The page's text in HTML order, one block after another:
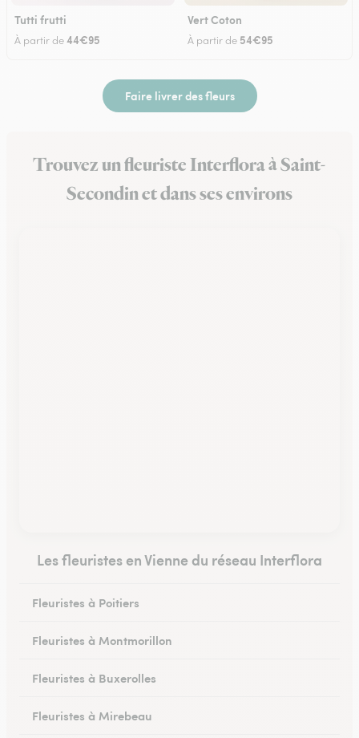
Tutti frutti
À partir de44€95
Vert Coton
À partir de 54€95
Faire livrer des fleurs
Trouvez un fleuriste Interflora à Saint-
Secondin et dans ses environs
Les fleuristes en Vienne du réseau Interflora
Fleuristes à Poitiers
Fleuristes à Montmorillon
Fleuristes à Buxerolles
Fleuristes à Mirebeau